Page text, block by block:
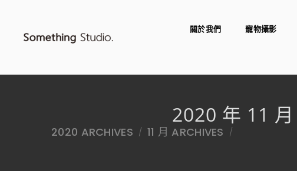
關於我們 寵物攝影
2020 年 11
2020 ARCHIVES / 11 月 ARCHIVES /